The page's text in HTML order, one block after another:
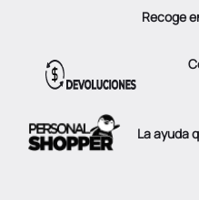
Recoge
La ayuda